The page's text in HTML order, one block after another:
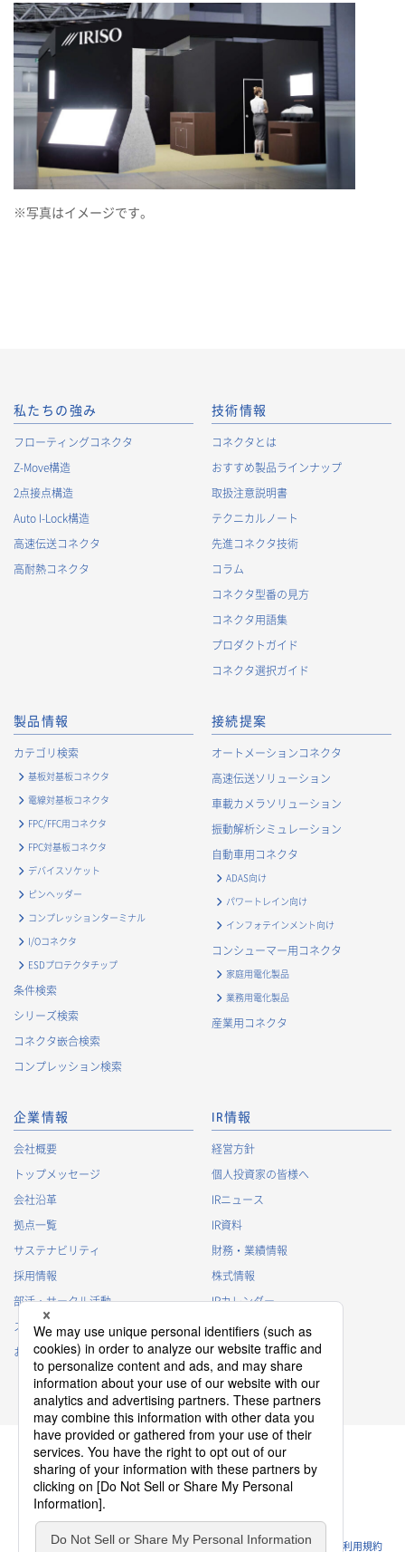
※写真はイメージです。
私たちの強み
フローティングコネクタ
Z-Move構造
2点接点構造
Auto I-Lock構造
高速伝送コネクタ
高耐熱コネクタ
技術情報
コネクタとは
おすすめ製品ラインナップ
取扱注意説明書
テクニカルノート
先進コネクタ技術
コラム
コネクタ型番の見方
コネクタ用語集
プロダクトガイド
コネクタ選択ガイド
製品情報
カテゴリ検索
基板対基板コネクタ
電線対基板コネクタ
FPC/FFC用コネクタ
FPC対基板コネクタ
デバイスソケット
ピンヘッダー
コンプレッションターミナル
I/Oコネクタ
ESDプロテクタチップ
条件検索
シリーズ検索
コネクタ嵌合検索
コンプレッション検索
接続提案
オートメーションコネクタ
高速伝送ソリューション
車載カメラソリューション
振動解析シミュレーション
自動車用コネクタ
ADAS向け
パワートレイン向け
インフォテインメント向け
コンシューマー用コネクタ
家庭用電化製品
業務用電化製品
産業用コネクタ
企業情報
会社概要
トップメッセージ
会社沿革
拠点一覧
サステナビリティ
採用情報
部活・サークル活動
スポンサー活動
お問い合わせ
IR情報
経営方針
個人投資家の皆様へ
IRニュース
IR資料
財務・業績情報
株式情報
IRカレンダー
IRに関するよくあるご質問
IRポリシー
免責事項
プライバシーポリシー
クッキーポリシー
ソーシャルメディアポリシー
ウェブサイトのご利用条件 利用規約